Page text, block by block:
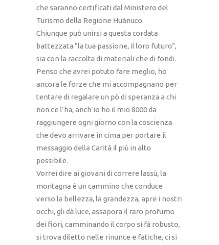
che saranno certificati dal Ministero del
Turismo della Regione Huánuco.
Chiunque può unirsi a questa cordata
battezzata “la tua passione, il loro futuro”,
sia con la raccolta di materiali che di fondi.
Penso che avrei potuto fare meglio, ho
ancora le forze che mi accompagnano per
tentare di regalare un pò di speranza a chi
non ce l’ha, anch’io ho il mio 8000 da
raggiungere ogni giorno con la coscienza
che devo arrivare in cima per portare il
messaggio della Caritá il più in alto
possibile.
Vorrei dire ai giovani di correre lassù, la
montagna è un cammino che conduce
verso la bellezza, la grandezza, apre i nostri
occhi, gli dà luce, assapora il raro profumo
dei fiori, camminando il corpo si fà robusto,
si trova diletto nelle rinunce e fatiche, ci si